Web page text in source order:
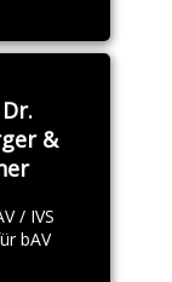
&
/ IVS
bAV